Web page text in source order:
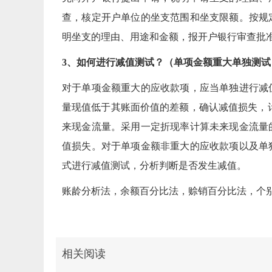
查，核定开户单位的坐支范围和坐支限额。按
明坐支的理由、用途和金额，报开户银行审查批
3、如何进行减值测试？（单项金额重大单独测
对于单项金额重大的应收款项，应当单独进行
量现值低于其账面价值的差额，确认减值损失
来现金流量。采用一定折现率计算未来现金流
值损失。对于单项金额非重大的应收款项以及
式进行减值测试，分析判断是否发生减值。
账龄分析法，余额百分比法，赊销百分比法，个
相关阅读